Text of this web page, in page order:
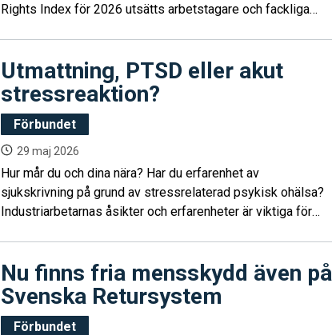
Rights Index för 2026 utsätts arbetstagare och fackliga
varnar rapporten för att demokratin försvagas och att
högerextrema krafter i Europa riskerar att ytterligare
undergräva fackliga fri- och rättigheter.
Utmattning, PTSD eller akut
stressreaktion?
Förbundet
29 maj 2026
Hur mår du och dina nära? Har du erfarenhet av
sjukskrivning på grund av stressrelaterad psykisk ohälsa?
Industriarbetarnas åsikter och erfarenheter är viktiga för
Nu finns fria mensskydd även på
Svenska Retursystem
Förbundet